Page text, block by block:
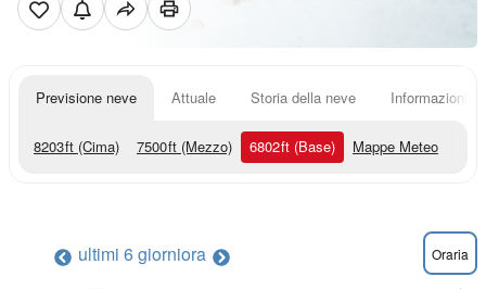
Previsione neve Attuale Storia della neve Informazioni
8203ft (Cima) 7500ft (Mezzo) 6802ft (Base) Mappe Meteo
ultimi 6 giorniora Oraria